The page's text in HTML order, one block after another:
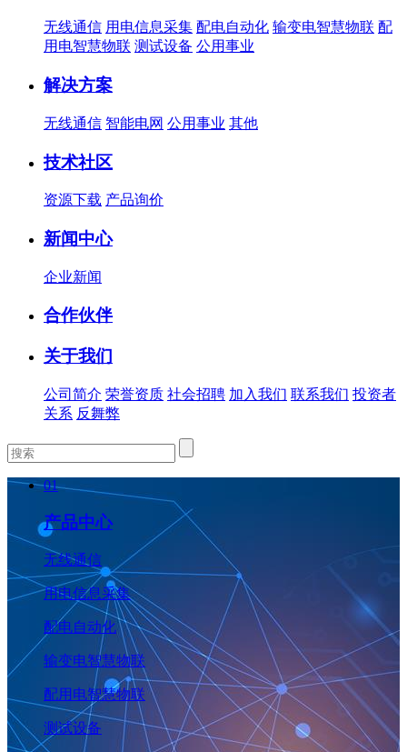
无线通信 用电信息采集 配电自动化 输变电智慧物联 配
用电智慧物联 测试设备 公用事业
解决方案
无线通信 智能电网 公用事业 其他
技术社区
资源下载 产品询价
新闻中心
企业新闻
合作伙伴
关于我们
公司简介 荣誉资质 社会招聘 加入我们 联系我们 投资者
关系 反舞弊
01
产品中心
无线通信
用电信息采集
配电自动化
输变电智慧物联
配用电智慧物联
测试设备